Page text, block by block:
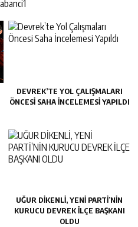
DEVREK’TE YOL ÇALIŞMALARI
ÖNCESI SAHA İNCELEMESI YAPILDI
UĞUR DİKENLİ, YENİ PARTİ’NİN
KURUCU DEVREK İLÇE BAŞKANI
OLDU